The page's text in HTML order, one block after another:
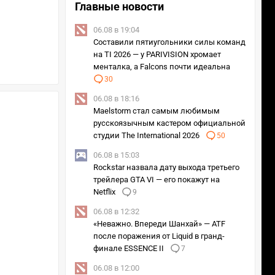
Главные новости
06.08 в 19:04
Составили пятиугольники силы команд
на TI 2026 — у PARIVISION хромает
менталка, а Falcons почти идеальна
30
06.08 в 18:16
Maelstorm стал самым любимым
русскоязычным кастером официальной
студии The International 2026
50
06.08 в 15:03
Rockstar назвала дату выхода третьего
трейлера GTA VI — его покажут на
Netflix
9
06.08 в 12:32
«Неважно. Впереди Шанхай» — ATF
после поражения от Liquid в гранд-
финале ESSENCE II
7
06.08 в 12:00